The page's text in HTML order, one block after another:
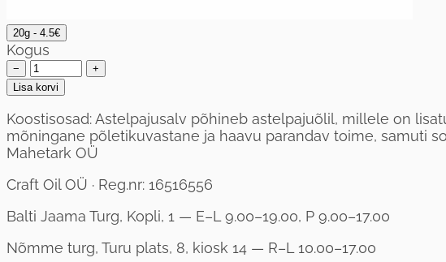
20g - 4.5€
Kogus
−
+
Lisa korvi
Koostisosad: Astelpajusalv põhineb astelpajuõlil, millele on
mõningane põletikuvastane ja haavu parandav toime, samuti
Mahetark OÜ
Craft Oil OÜ · Reg.nr: 16516556
Balti Jaama Turg, Kopli, 1 — E–L 9.00–19.00, P 9.00–17.00
Nõmme turg, Turu plats, 8, kiosk 14 — R–L 10.00–17.00